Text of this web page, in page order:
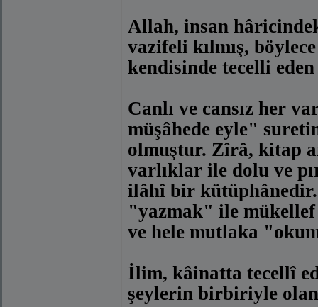
Allah, insan
vazifeli kılmış,
kendisinde tecelli
Canlı ve cansız her
müşâhede eyle"
olmuştur. Zîrâ, kitap
varlıklar ile dolu ve
ilâhî bir
"yazmak" ile mükellef
ve hele mutlaka
İlim, kâinatta tecellî
şeylerin birbiriyle